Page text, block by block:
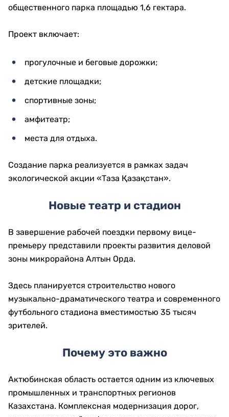
общественного парка площадью 1,6 гектара.
Проект включает:
прогулочные и беговые дорожки;
детские площадки;
спортивные зоны;
амфитеатр;
места для отдыха.
Создание парка реализуется в рамках задач
экологической акции «Таза Қазақстан».
Новые театр и стадион
В завершение рабочей поездки первому вице-
премьеру представили проекты развития деловой
зоны микрорайона Алтын Орда.
Здесь планируется строительство нового
музыкально-драматического театра и современного
футбольного стадиона вместимостью 35 тысяч
зрителей.
Почему это важно
Актюбинская область остается одним из ключевых
промышленных и транспортных регионов
Казахстана. Комплексная модернизация дорог,